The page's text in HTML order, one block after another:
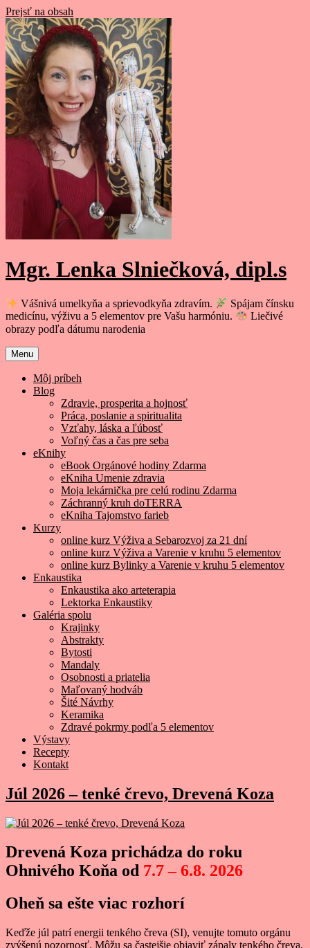
Prejsť na obsah
Mgr. Lenka Slniečková, dipl.s
Vášnivá umelkyňa a sprievodkyňa zdravím.
Spájam čínsku
medicínu, výživu a 5 elementov pre Vašu harmóniu.
Liečivé
obrazy podľa dátumu narodenia
Menu
Môj príbeh
Blog
Zdravie, prosperita a hojnosť
Práca, poslanie a spiritualita
Vzťahy, láska a ľúbosť
Voľný čas a čas pre seba
eKnihy
eBook Orgánové hodiny Zdarma
eKniha Umenie zdravia
Moja lekárnička pre celú rodinu Zdarma
Záchranný kruh doTERRA
eKniha Tajomstvo farieb
Kurzy
online kurz Výživa a Sebarozvoj za 21 dní
online kurz Výživa a Varenie v kruhu 5 elementov
online kurz Bylinky a Varenie v kruhu 5 elementov
Enkaustika
Enkaustika ako arteterapia
Lektorka Enkaustiky
Galéria spolu
Krajinky
Abstrakty
Bytosti
Mandaly
Osobnosti a priatelia
Maľovaný hodváb
Šité Návrhy
Keramika
Zdravé pokrmy podľa 5 elementov
Výstavy
Recepty
Kontakt
Júl 2026 – tenké črevo, Drevená Koza
Drevená Koza prichádza do roku
Ohnivého Koňa od 7.7 – 6.8. 2026
Oheň sa ešte viac rozhorí
Keďže júl patrí energii tenkého čreva (SI), venujte tomuto orgánu
zvýšenú pozornosť. Môžu sa častejšie objaviť zápaly tenkého čreva,